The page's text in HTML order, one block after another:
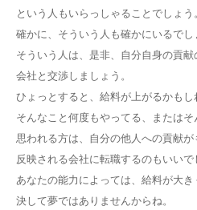
という人もいらっしゃることでしょう。
確かに、そういう人も確かにいるでし
そういう人は、是非、自分自身の貢
会社と交渉しましょう。
ひょっとすると、給料が上がるかもし
そんなこと何度もやってる、または
思われる方は、自分の他人への貢献
反映される会社に転職するのもいいで
あなたの能力によっては、給料が大き
決して夢ではありませんからね。